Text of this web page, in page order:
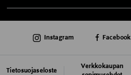
AJANKOHTAISTA
Tietosuojaseloste
Verkkokaupan
Instagram Facebook